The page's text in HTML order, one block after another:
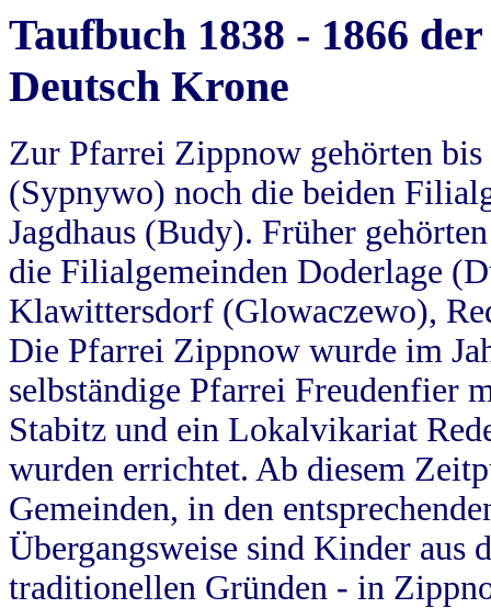
Taufbuch 1838 - 1866
Deutsch Krone
Zur Pfarrei Zippnow gehörten
(Sypnywo) noch die beiden
Jagdhaus (Budy). Früher
die Filialgemeinden Doderlage
Klawittersdorf (Glowaczewo),
Die Pfarrei Zippnow wurde im
selbständige Pfarrei Freudenfier
Stabitz und ein Lokalvikariat
wurden errichtet. Ab diesem
Gemeinden, in den
Übergangsweise sind Kinder aus
traditionellen Gründen - in